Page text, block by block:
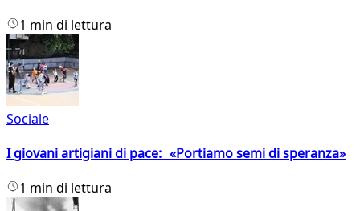
1 min di lettura
Sociale
I giovani artigiani di pace: «Portiamo semi di speranza»
1 min di lettura